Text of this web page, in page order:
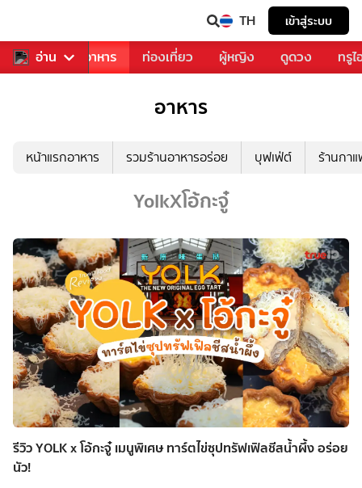
TH เข้าสู่ระบบ
อ่าน
การเพลง อาหาร ท่องเที่ยว ผู้หญิง ดูดวง ทรู
อาหาร
หน้าแรกอาหาร รวมร้านอาหารอร่อย บุฟเฟ่ต์ ร้านกา
YolkXโอ้กะจู๋
รีวิว YOLK x โอ้กะจู๋ เมนูพิเศษ ทาร์ตไข่ซุปทรัฟเฟิลชีสน้ำผึ้ง อร่อย
นัว!